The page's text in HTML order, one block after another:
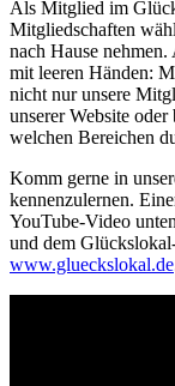
Als Mitglied im
Mitgliedschaften
nach Hause
mit leeren Händen:
nicht nur unsere
unserer Website oder
welchen Bereichen
Komm gerne in
kennenzulernen.
YouTube-Video
und dem
www.glueckslokal.de